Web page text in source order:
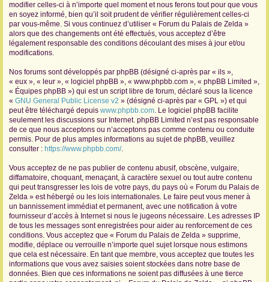
modifier celles-ci à n’importe quel moment et nous ferons tout pour que vous
en soyez informé, bien qu’il soit prudent de vérifier régulièrement celles-ci
par vous-même. Si vous continuez d’utiliser « Forum du Palais de Zelda »
alors que des changements ont été effectués, vous acceptez d’être
légalement responsable des conditions découlant des mises à jour et/ou
modifications.
Nos forums sont développés par phpBB (désigné ci-après par « ils »,
« eux », « leur », « logiciel phpBB », « www.phpbb.com », « phpBB Limited »,
« Équipes phpBB ») qui est un script libre de forum, déclaré sous la licence
« GNU General Public License v2 » (désigné ci-après par « GPL ») et qui
peut être téléchargé depuis www.phpbb.com. Le logiciel phpBB facilite
seulement les discussions sur Internet. phpBB Limited n’est pas responsable
de ce que nous acceptons ou n’acceptons pas comme contenu ou conduite
permis. Pour de plus amples informations au sujet de phpBB, veuillez
consulter : https://www.phpbb.com/.
Vous acceptez de ne pas publier de contenu abusif, obscène, vulgaire,
diffamatoire, choquant, menaçant, à caractère sexuel ou tout autre contenu
qui peut transgresser les lois de votre pays, du pays où « Forum du Palais de
Zelda » est hébergé ou les lois internationales. Le faire peut vous mener à
un bannissement immédiat et permanent, avec une notification à votre
fournisseur d’accès à Internet si nous le jugeons nécessaire. Les adresses IP
de tous les messages sont enregistrées pour aider au renforcement de ces
conditions. Vous acceptez que « Forum du Palais de Zelda » supprime,
modifie, déplace ou verrouille n’importe quel sujet lorsque nous estimons
que cela est nécessaire. En tant que membre, vous acceptez que toutes les
informations que vous avez saisies soient stockées dans notre base de
données. Bien que ces informations ne soient pas diffusées à une tierce